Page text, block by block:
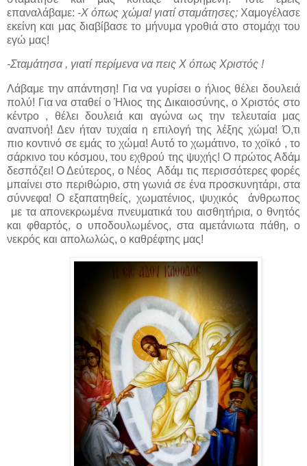
επαναλάβαμε: -Χ όπως χώμα! γιατί σταμάτησες; Χαμογέλασε
εκείνη και μας διαβίβασε το μήνυμα γροθιά στο στομάχι του
εγώ μας!
-Σταμάτησα , γιατί περίμενα να πεις Χ όπως Χριστός !
Λάβαμε την απάντηση! Για να γυρίσει ο ήλιος θέλει δουλειά
πολύ! Για να σταθεί ο Ήλιος της Δικαιοσύνης, ο Χριστός στο
κέντρο , θέλει δουλειά και αγώνα ως την τελευταία μας
αναπνοή! Δεν ήταν τυχαία η επιλογή της λέξης χώμα! Ό,τι
πιο κοντινό σε εμάς το χώμα! Αυτό το χωμάτινο, το χοϊκό , το
σάρκινο του κόσμου, του εχθρού της ψυχής! Ο πρώτος Αδάμ
δεσπόζει! Ο Δεύτερος, ο Νέος Αδάμ τις περισσότερες φορές
μπαίνει στο περιθώριο, στη γωνιά σε ένα προσκυνητάρι, στα
σύννεφα! Ο εξαπατηθείς, χωματένιος, ψυχικός
άνθρωπος
με τα απονεκρωμένα πνευματικά του αισθητήρια, ο θνητός
και φθαρτός, ο υποδουλωμένος, στα αμετάνιωτα πάθη, ο
νεκρός και απολωλώς, ο καθρέφτης μας!